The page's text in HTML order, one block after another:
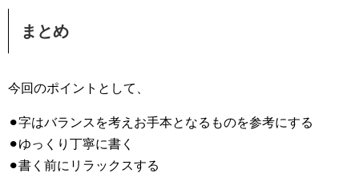
まとめ
今回のポイントとして、
⚫︎字はバランスを考えお手本となるものを参考にする
⚫︎ゆっくり丁寧に書く
⚫︎書く前にリラックスする